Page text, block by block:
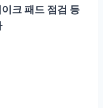
크 패드 점검 등